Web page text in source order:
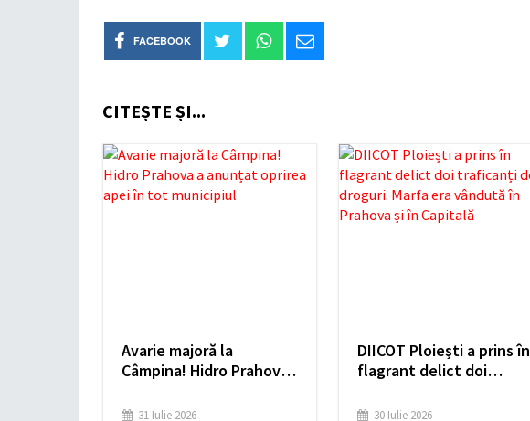
FACEBOOK
CITEȘTE ȘI...
Avarie majoră la
Câmpina! Hidro Prahova
tot municipiul
31 Iulie 2026
DIICOT Ploiești a prins în
flagrant delict doi
Marfa era vândută în
30 Iulie 2026